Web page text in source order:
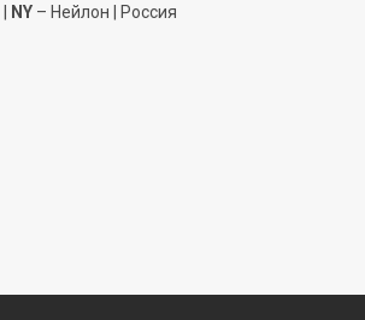
NY – Нейлон | Россия